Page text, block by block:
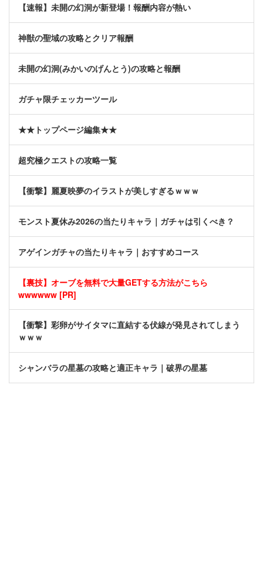
【速報】未開の幻洞が新登場！報酬内容が熱い
神獣の聖域の攻略とクリア報酬
未開の幻洞(みかいのげんとう)の攻略と報酬
ガチャ限チェッカーツール
★★トップページ編集★★
超究極クエストの攻略一覧
【衝撃】麗夏映夢のイラストが美しすぎるｗｗｗ
モンスト夏休み2026の当たりキャラ｜ガチャは引くべき？
アゲインガチャの当たりキャラ｜おすすめコース
【裏技】オーブを無料で大量GETする方法がこちら
wwwwww [PR]
【衝撃】彩卵がサイタマに直結する伏線が発見されてしまう
ｗｗｗ
シャンバラの星墓の攻略と適正キャラ｜破界の星墓